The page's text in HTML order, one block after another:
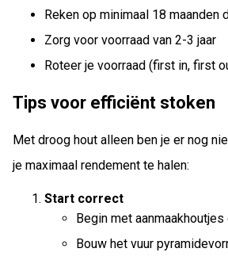
Reken op minimaal 18 maanden
Zorg voor voorraad van 2-3 jaar
Roteer je voorraad (first in, first
Tips voor efficiënt stoken
Met droog hout alleen ben je er nog
je maximaal rendement te halen:
Start correct
Begin met
Bouw het vuur